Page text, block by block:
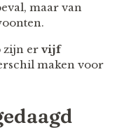
maar van
zijn er vijf
maken voor